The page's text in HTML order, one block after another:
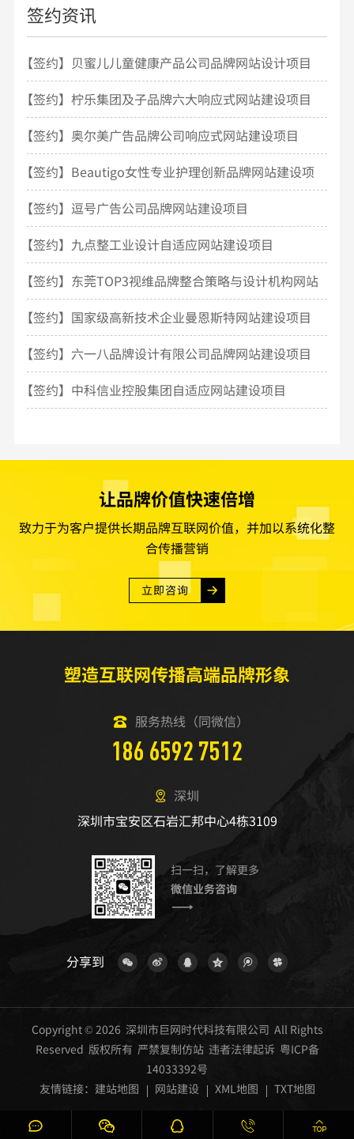
签约资讯
【签约】贝蜜儿儿童健康产品公司品牌网站设计项目
开发
【签约】柠乐集团及子品牌六大响应式网站建设项目
【签约】奥尔美广告品牌公司响应式网站建设项目
【签约】Beautigo女性专业护理创新品牌网站建设项
目
【签约】逗号广告公司品牌网站建设项目
【签约】九点整工业设计自适应网站建设项目
【签约】东莞TOP3视维品牌整合策略与设计机构网站
建设
【签约】国家级高新技术企业曼恩斯特网站建设项目
【签约】六一八品牌设计有限公司品牌网站建设项目
【签约】中科信业控股集团自适应网站建设项目
让品牌价值快速倍增
致力于为客户提供长期品牌互联网价值，并加以系统化整
合传播营销
立即咨询
塑造互联网传播高端品牌形象
服务热线（同微信）
186 6592 7512
深圳
深圳市宝安区石岩汇邦中心4栋3109
扫一扫，了解更多
微信业务咨询
分享到
Copyright © 2026 深圳市巨网时代科技有限公司 All Rights
Reserved 版权所有 严禁复制仿站 违者法律起诉 粤ICP备
14033392号
友情链接： 建站地图 网站建设 XML地图 TXT地图